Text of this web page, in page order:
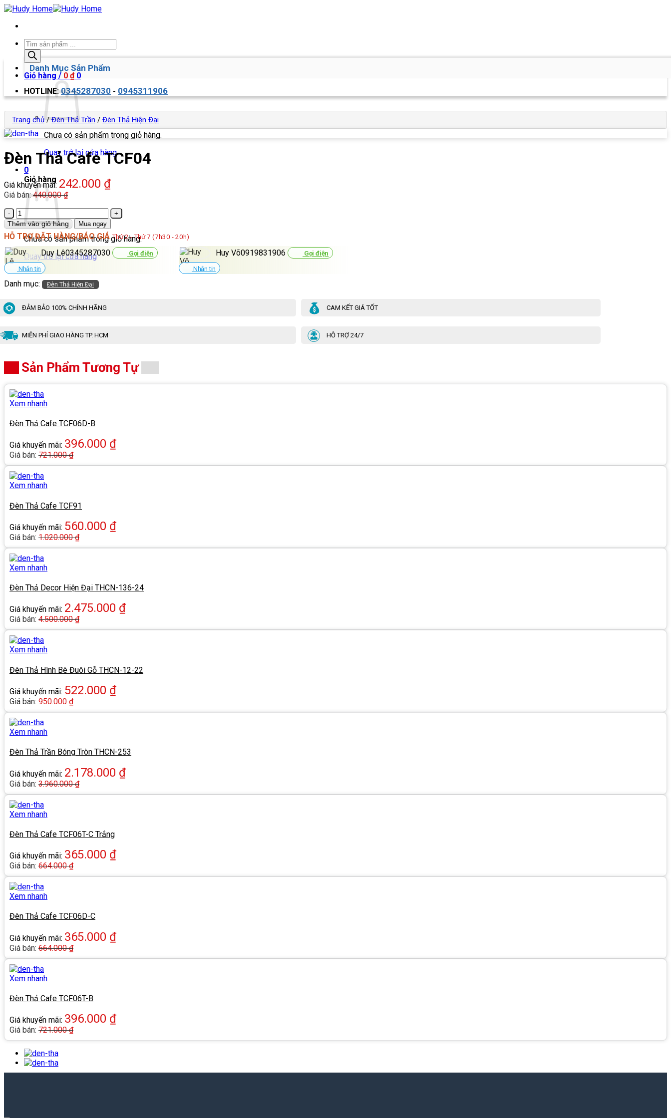
Bỏ
Tìm
kiếm
sản
phẩm
Giỏ hàng / 0 ₫ 0
Chưa có sản phẩm trong giỏ hàng.
Quay trở lại cửa hàng
0
Giỏ hàng
Chưa có sản phẩm trong giỏ hàng.
Quay trở lại cửa hàng
Danh Mục Sản Phẩm
HOTLINE:0345287030 - 0945311906
Trang chủ / Đèn Thả Trần / Đèn Thả Hiện Đại
Đèn Thả Cafe TCF04
Giá khuyến mãi: 242.000 ₫
Giá bán:440.000₫
Đèn
Thả
Cafe
TCF04
số
lượng
Thêm vào giỏ hàng Mua ngay
HỖ TRỢ ĐẶT HÀNG/BÁO GIÁThứ 2 - Thứ 7 (7h30 - 20h)
Duy Lê0345287030 Gọi điện
Nhắn tin
Huy Võ0919831906 Gọi điện
Nhắn tin
Danh mục: Đèn Thả Hiện Đại
ĐẢM BẢO 100% CHÍNH HÃNG CAM KẾT GIÁ TỐT
MIỄN PHÍ GIAO HÀNG TP. HCM HỖ TRỢ 24/7
Sản Phẩm Tương Tự
Xem nhanh
Đèn Thả Cafe TCF06D-B
Giá khuyến mãi: 396.000 ₫
Giá bán: 721.000₫
Xem nhanh
Đèn Thả Cafe TCF91
Giá khuyến mãi: 560.000 ₫
Giá bán: 1.020.000₫
Xem nhanh
Đèn Thả Decor Hiện Đại THCN-136-24
Giá khuyến mãi: 2.475.000 ₫
Giá bán: 4.500.000₫
Xem nhanh
Đèn Thả Hình Bè Đuôi Gỗ THCN-12-22
Giá khuyến mãi: 522.000 ₫
Giá bán: 950.000₫
Xem nhanh
Đèn Thả Trần Bóng Tròn THCN-253
Giá khuyến mãi: 2.178.000 ₫
Giá bán: 3.960.000₫
Xem nhanh
Đèn Thả Cafe TCF06T-C Trắng
Giá khuyến mãi: 365.000 ₫
Giá bán: 664.000₫
Xem nhanh
Đèn Thả Cafe TCF06D-C
Giá khuyến mãi: 365.000 ₫
Giá bán: 664.000₫
Xem nhanh
Đèn Thả Cafe TCF06T-B
Giá khuyến mãi: 396.000 ₫
Giá bán: 721.000₫